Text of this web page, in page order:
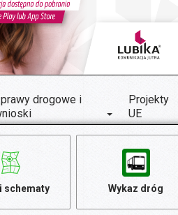
drogowe i
Projekty
UE
schematy Wykaz dróg